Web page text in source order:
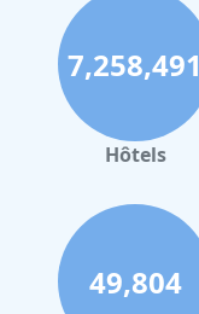
7,258,491
Hôtels
49,804